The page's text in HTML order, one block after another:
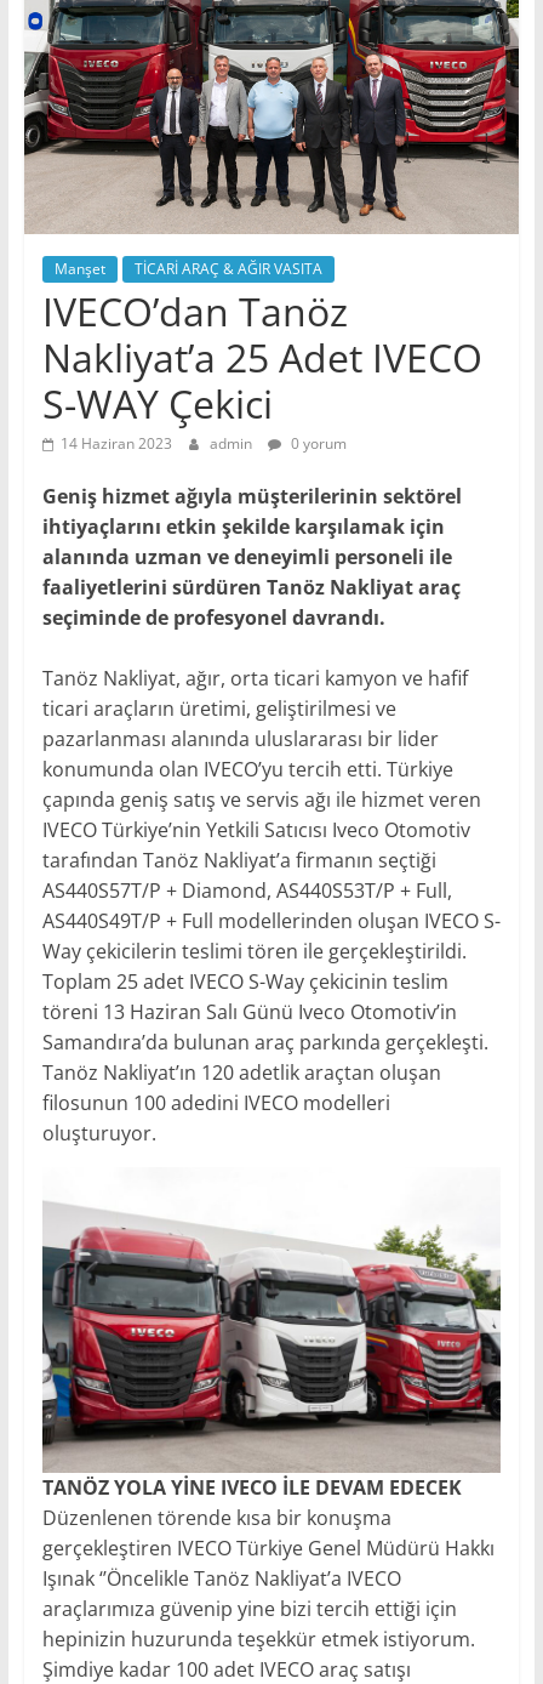
Manşet TİCARİ ARAÇ & AĞIR VASITA
IVECO’dan Tanöz
Nakliyat’a 25 Adet IVECO
S-WAY Çekici
14 Haziran 2023 admin 0 yorum
Geniş hizmet ağıyla müşterilerinin sektörel
ihtiyaçlarını etkin şekilde karşılamak için
alanında uzman ve deneyimli personeli ile
faaliyetlerini sürdüren Tanöz Nakliyat araç
seçiminde de profesyonel davrandı.
Tanöz Nakliyat, ağır, orta ticari kamyon ve hafif
ticari araçların üretimi, geliştirilmesi ve
pazarlanması alanında uluslararası bir lider
konumunda olan IVECO’yu tercih etti. Türkiye
çapında geniş satış ve servis ağı ile hizmet veren
IVECO Türkiye’nin Yetkili Satıcısı Iveco Otomotiv
tarafından Tanöz Nakliyat’a firmanın seçtiği
AS440S57T/P + Diamond, AS440S53T/P + Full,
AS440S49T/P + Full modellerinden oluşan IVECO S-
Way çekicilerin teslimi tören ile gerçekleştirildi.
Toplam 25 adet IVECO S-Way çekicinin teslim
töreni 13 Haziran Salı Günü Iveco Otomotiv’in
Samandıra’da bulunan araç parkında gerçekleşti.
Tanöz Nakliyat’ın 120 adetlik araçtan oluşan
filosunun 100 adedini IVECO modelleri
oluşturuyor.
TANÖZ YOLA YİNE IVECO İLE DEVAM EDECEK
Düzenlenen törende kısa bir konuşma
gerçekleştiren IVECO Türkiye Genel Müdürü Hakkı
Işınak ‘’Öncelikle Tanöz Nakliyat’a IVECO
araçlarımıza güvenip yine bizi tercih ettiği için
hepinizin huzurunda teşekkür etmek istiyorum.
Şimdiye kadar 100 adet IVECO araç satışı